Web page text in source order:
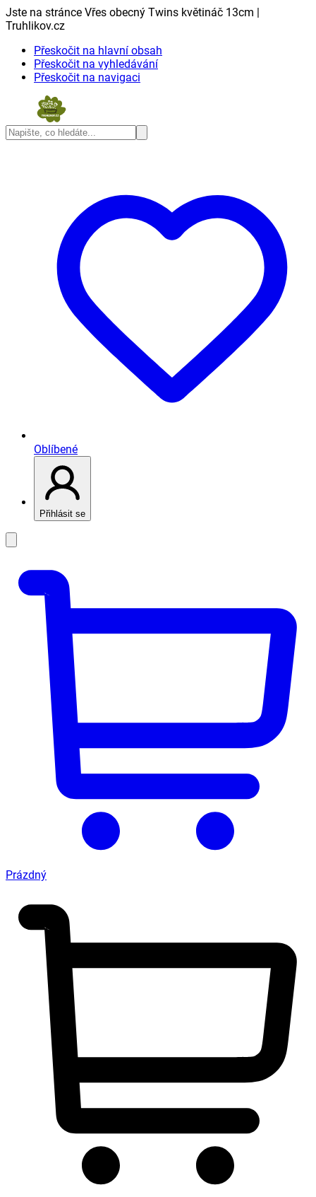
Jste na stránce Vřes obecný Twins květináč 13cm |
Truhlikov.cz
Přeskočit na hlavní obsah
Přeskočit na vyhledávání
Přeskočit na navigaci
Oblíbené
Přihlásit se
Prázdný